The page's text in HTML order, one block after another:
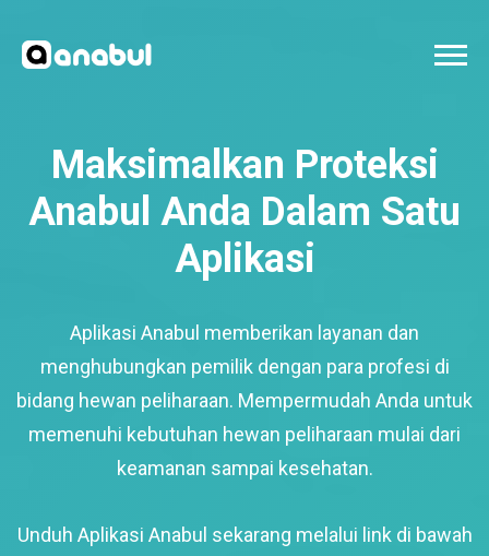
Maksimalkan Proteksi
Anabul Anda Dalam Satu
Aplikasi
Aplikasi Anabul memberikan layanan dan
menghubungkan pemilik dengan para profesi di
bidang hewan peliharaan. Mempermudah Anda untuk
memenuhi kebutuhan hewan peliharaan mulai dari
keamanan sampai kesehatan.
Unduh Aplikasi Anabul sekarang melalui link di bawah